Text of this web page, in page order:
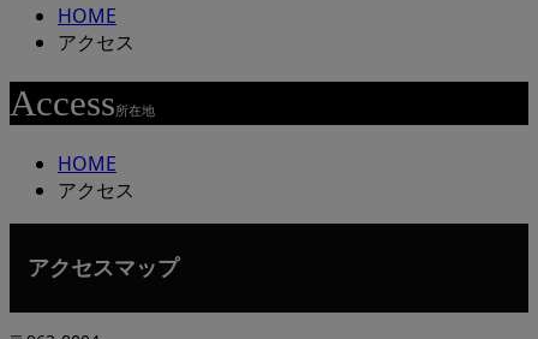
HOME
アクセス
Access所在地
HOME
アクセス
アクセスマップ